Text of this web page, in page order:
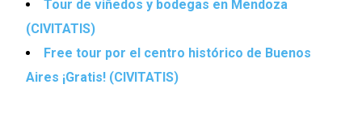
Tour de viñedos y bodegas en Mendoza
(CIVITATIS)
Free tour por el centro histórico de Buenos
Aires ¡Gratis! (CIVITATIS)